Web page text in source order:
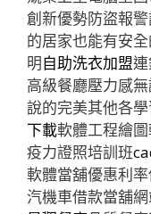
創新優勢防盜報
的居家也能有安
明自助洗衣加盟
高級餐廳壓力感
說的完美其他各
下載軟體工程繪
疫力證照培訓班
軟體當舖優惠利
汽機車借款當舖